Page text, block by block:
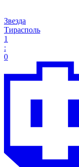
Звезда
Тирасполь
1
:
0